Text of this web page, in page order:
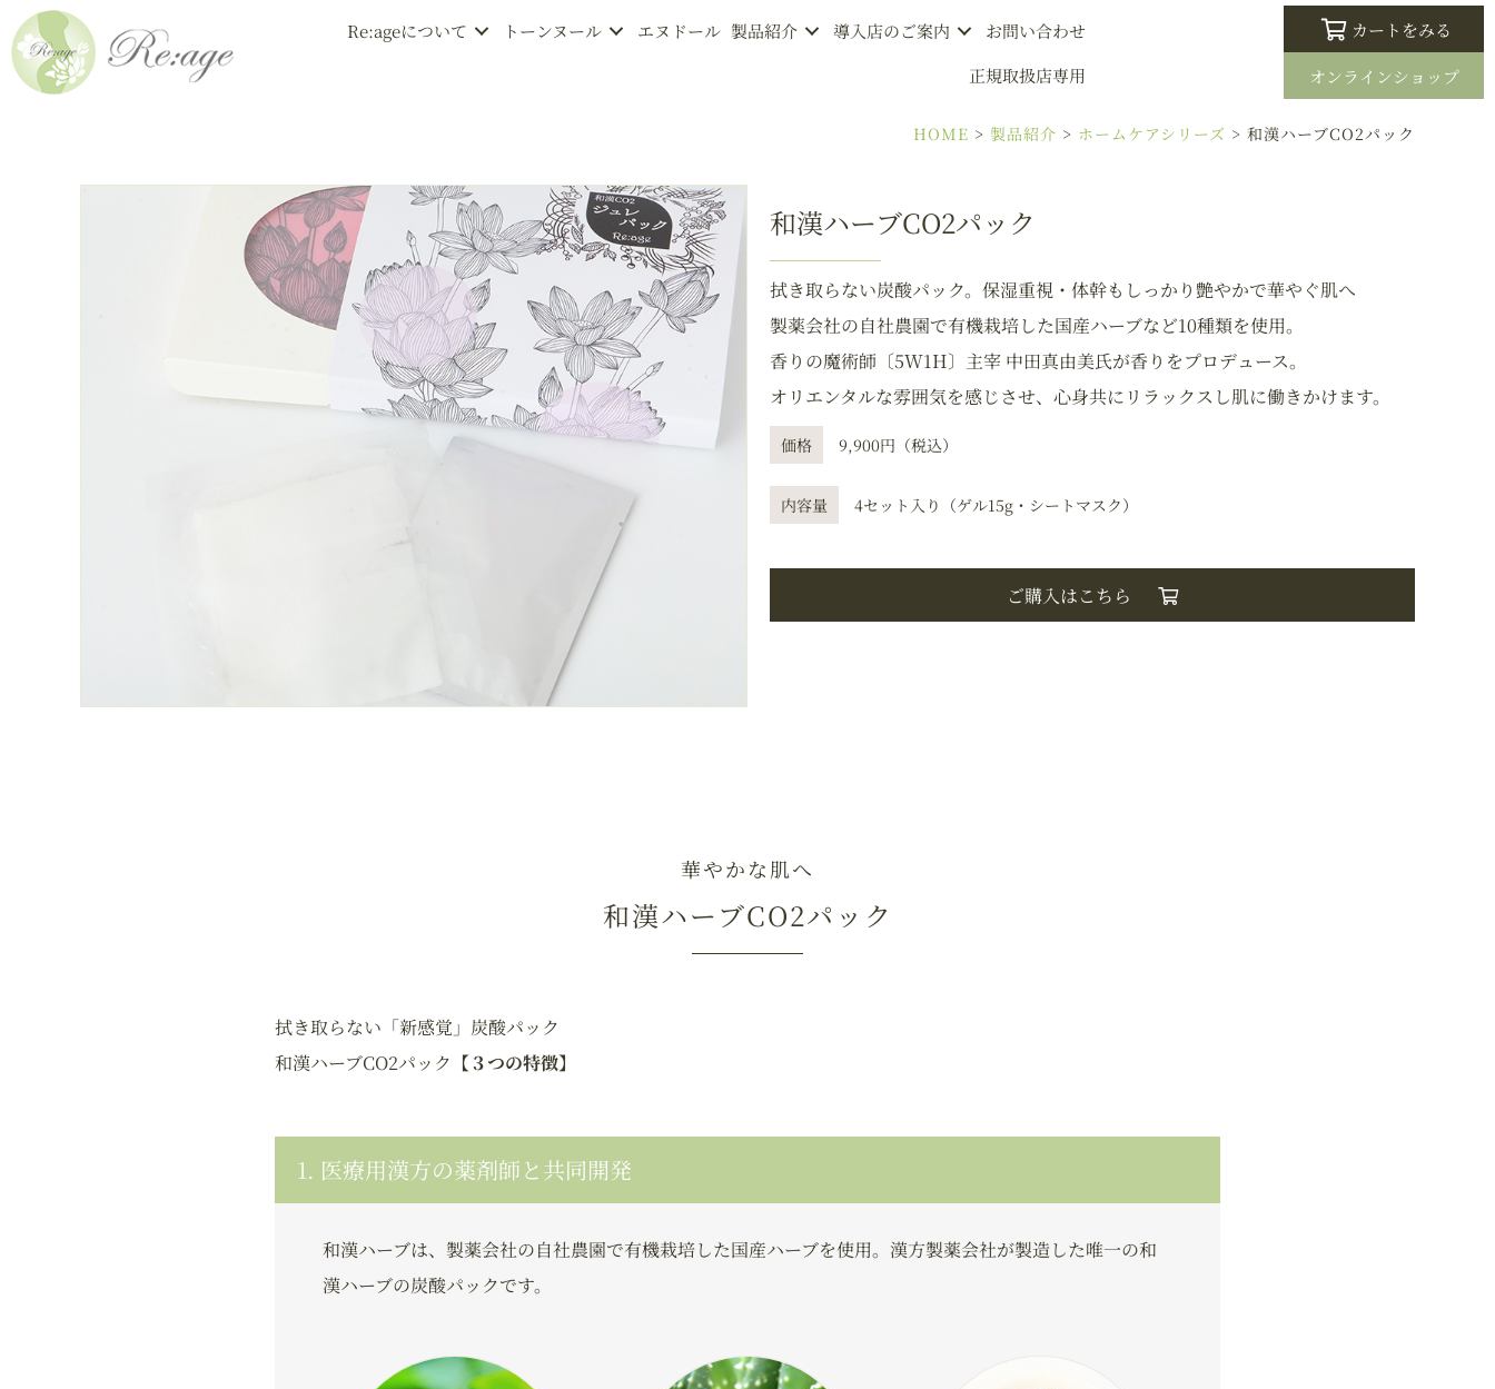
Re:ageについて トーンヌール エヌドール 製品紹介 導入店のご案内
お問い合わせ
正規取扱店専用
カートをみる
オンラインショップ
HOME > 製品紹介 > ホームケアシリーズ > 和漢ハーブCO2パック
和漢ハーブCO2パック
拭き取らない炭酸パック。保湿重視・体幹もしっかり艶やかで華やぐ肌へ
製薬会社の自社農園で有機栽培した国産ハーブなど10種類を使用。
香りの魔術師〔5W1H〕主宰 中田真由美氏が香りをプロデュース。
オリエンタルな雰囲気を感じさせ、心身共にリラックスし肌に働きかけます。
価格 9,900円（税込）
内容量 4セット入り（ゲル15g・シートマスク）
ご購入はこちら
華やかな肌へ
和漢ハーブCO2パック
拭き取らない「新感覚」炭酸パック
和漢ハーブCO2パック【３つの特徴】
1. 医療用漢方の薬剤師と共同開発
和漢ハーブは、製薬会社の自社農園で有機栽培した国産ハーブを使用。漢方製薬会社が製造した唯一の和
漢ハーブの炭酸パックです。